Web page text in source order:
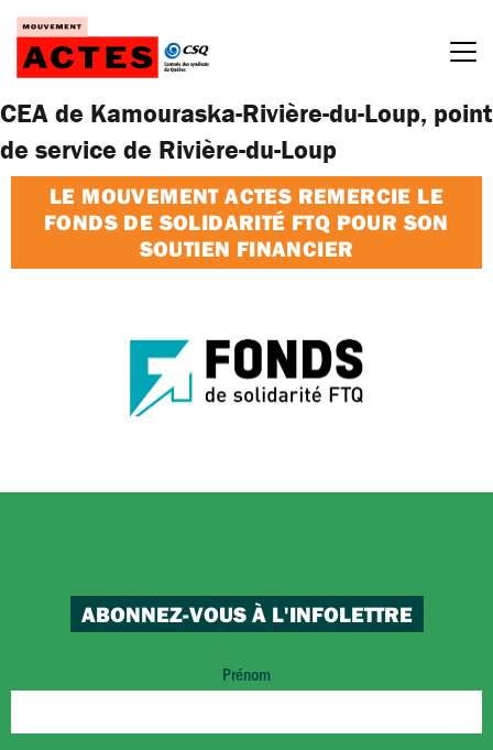
Passer
contenu
CEA de Kamouraska-Rivière-du-Loup, point
de service de Rivière-du-Loup
LE MOUVEMENT ACTES REMERCIE LE
FONDS DE SOLIDARITÉ FTQ POUR SON
SOUTIEN FINANCIER
ABONNEZ-VOUS À L'INFOLETTRE
Prénom